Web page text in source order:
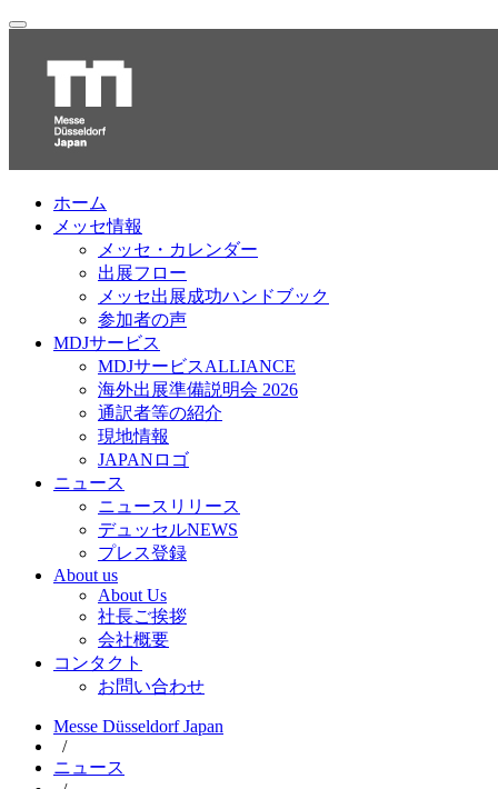
ホーム
メッセ情報
メッセ・カレンダー
出展フロー
メッセ出展成功ハンドブック
参加者の声
MDJサービス
MDJサービスALLIANCE
海外出展準備説明会 2026
通訳者等の紹介
現地情報
JAPANロゴ
ニュース
ニュースリリース
デュッセルNEWS
プレス登録
About us
About Us
社長ご挨拶
会社概要
コンタクト
お問い合わせ
Messe Düsseldorf Japan
/
ニュース